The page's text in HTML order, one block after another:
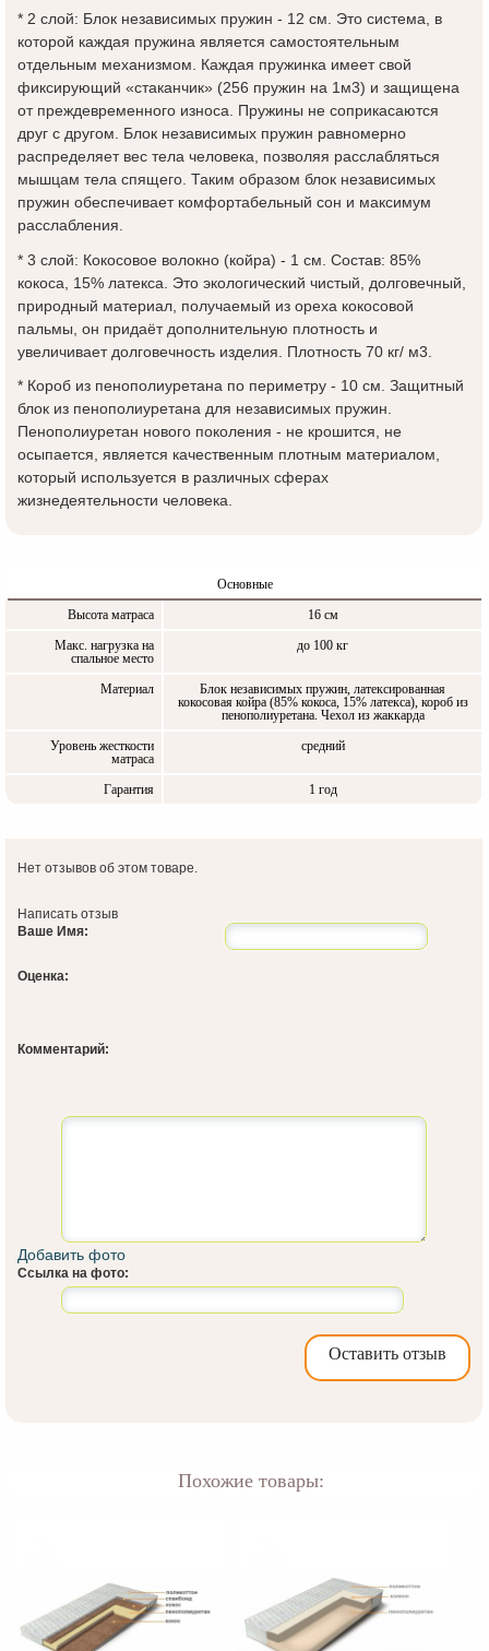
* 2 слой: Блок независимых пружин - 12 см. Это система, в
которой каждая пружина является самостоятельным
отдельным механизмом. Каждая пружинка имеет свой
фиксирующий «стаканчик» (256 пружин на 1м3) и защищена
от преждевременного износа. Пружины не соприкасаются
друг с другом. Блок независимых пружин равномерно
распределяет вес тела человека, позволяя расслабляться
мышцам тела спящего. Таким образом блок независимых
пружин обеспечивает комфортабельный сон и максимум
расслабления.
* 3 слой: Кокосовое волокно (койра) - 1 см. Состав: 85%
кокоса, 15% латекса. Это экологический чистый, долговечный,
природный материал, получаемый из ореха кокосовой
пальмы, он придаёт дополнительную плотность и
увеличивает долговечность изделия. Плотность 70 кг/ м3.
* Короб из пенополиуретана по периметру - 10 см. Защитный
блок из пенополиуретана для независимых пружин.
Пенополиуретан нового поколения - не крошится, не
осыпается, является качественным плотным материалом,
который используется в различных сферах
жизнедеятельности человека.
Основные
Высота матраса
16 см
Макс. нагрузка на
спальное место
до 100 кг
Материал
Блок независимых пружин, латексированная
кокосовая койра (85% кокоса, 15% латекса), короб из
пенополиуретана. Чехол из жаккарда
Уровень жесткости
матраса
средний
Гарантия 1 год
Нет отзывов об этом товаре.
Написать отзыв
Ваше Имя:
Оценка:
Комментарий:
Добавить фото
Ссылка на фото:
Оставить отзыв
Похожие товары: